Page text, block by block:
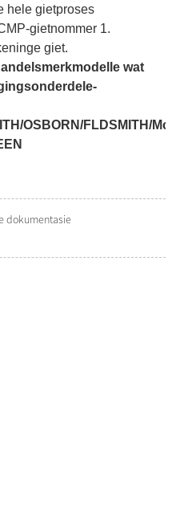
hele gietproses
gietnommer 1.
giet.
wat
OSBORN/FLDSMITH/
dokumentasie